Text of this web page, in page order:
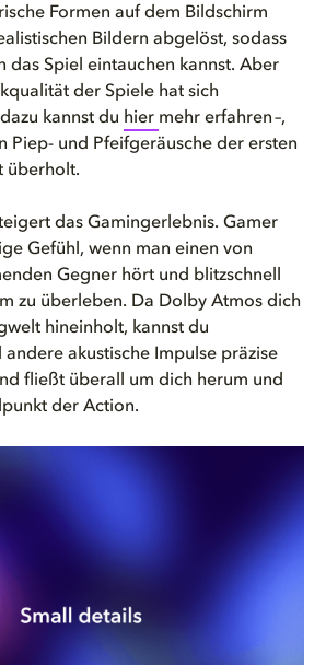
Formen auf dem Bildschirm
Bildern abgelöst, sodass
das Spiel eintauchen kannst. Aber
der Spiele hat sich
kannst du hier mehr erfahren –,
Piep- und Pfeifgeräusche der ersten
überholt.
das Gamingerlebnis. Gamer
Gefühl, wenn man einen von
Gegner hört und blitzschnell
zu überleben. Da Dolby Atmos dich
hineinholt, kannst du
andere akustische Impulse präzise
fließt überall um dich herum und
der Action.